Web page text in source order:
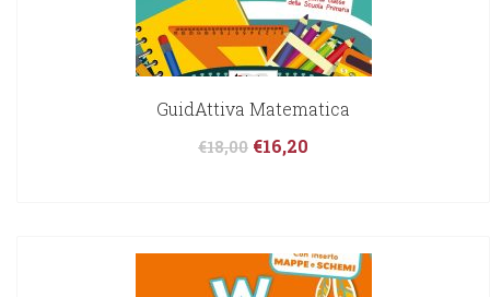
GuidAttiva Matematica
€18,00 €16,20